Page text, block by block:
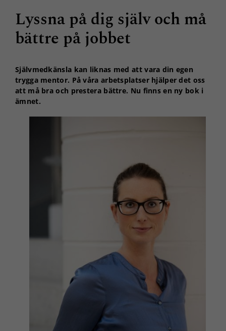
Lyssna på dig själv och må
bättre på jobbet
Självmedkänsla kan liknas med att vara din egen
trygga mentor. På våra arbetsplatser hjälper det oss
att må bra och prestera bättre. Nu finns en ny bok i
ämnet.